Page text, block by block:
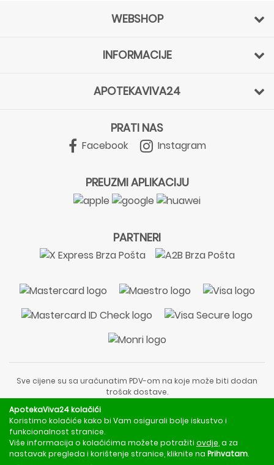
WEBSHOP
INFORMACIJE
APOTEKAVIVA24
PRATI NAS
Facebook Instagram
PREUZMI APLIKACIJU
PARTNERI
Sve cijene su sa uračunatim PDV-om na koje može biti dodan
trošak dostave.
liječnički pregled ili savjet farmaceuta.
Za obavijesti o mjerama opreza, rizicima i nuspojavama
obratite se svom liječniku ili farmaceutu.
Copyright © 2020 - 2026 | ApotekaViva24 | Sva prava zadržava
ApotekaViva24 kolačići
Koristimo kolačiće kako bi Vam osigurali bolje iskustvo i
funkcionalnost stranice.
Više informacija o kolačićima možete potražiti ovdje , a za
nastavak pregleda i korištenje stranice, kliknite na Prihvatam.